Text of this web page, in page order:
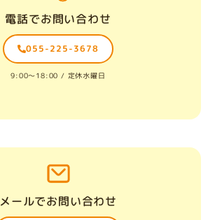
電話でお問い合わせ
055-225-3678
9:00〜18:00 / 定休水曜日
メールでお問い合わせ